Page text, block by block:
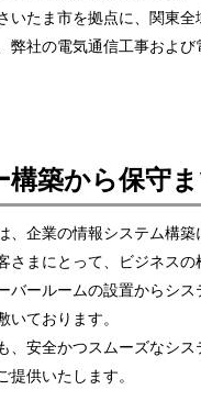
いたま市を拠点に、関東
弊社の電気通信工事およ
構築から保守
、企業の情報システム構築
さまにとって、ビジネス
バールームの設置からシ
いております。
、安全かつスムーズなシ
提供いたします。